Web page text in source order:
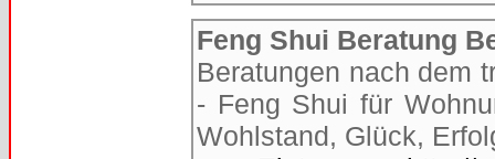
Feng Shui Beratung
Beratungen nach dem
- Feng Shui für
Wohlstand, Glück,